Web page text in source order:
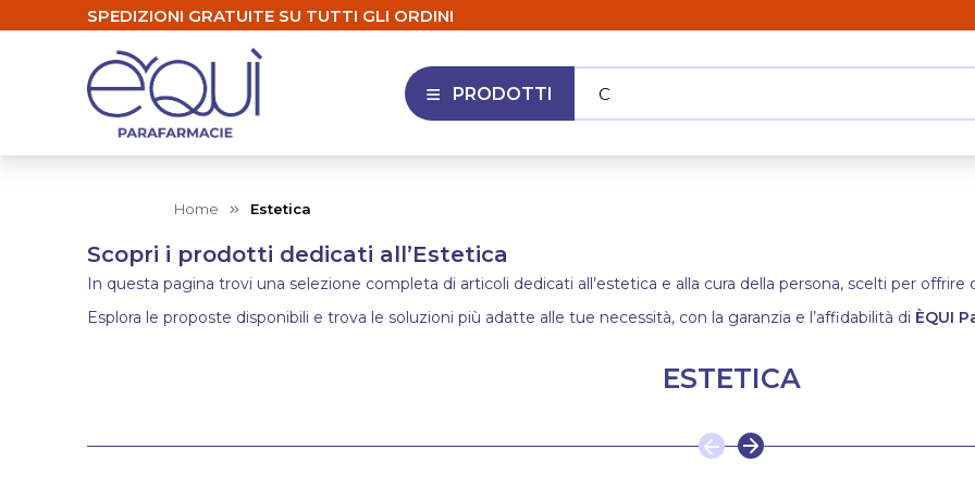
SPEDIZIONI GRATUITE SU TUTTI GLI ORDINI
APRI MENU
PRODOTTI Cerca n
Home Estetica
Scopri i prodotti dedicati all’Estetica
In questa pagina trovi una selezione completa di articoli dedicati all’estetica e alla cura della persona, scelti per
Esplora le proposte disponibili e trova le soluzioni più adatte alle tue necessità, con la garanzia e l’affidabilità di ÈQUI
ESTETICA